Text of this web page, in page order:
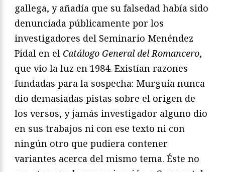
gallega, y añadía que su falsedad había sido
denunciada públicamente por los
investigadores del Seminario Menéndez
Pidal en el Catálogo General del Romancero,
que vio la luz en 1984. Existían razones
fundadas para la sospecha: Murguía nunca
dio demasiadas pistas sobre el origen de
los versos, y jamás investigador alguno dio
en sus trabajos ni con ese texto ni con
ningún otro que pudiera contener
variantes acerca del mismo tema. Éste no